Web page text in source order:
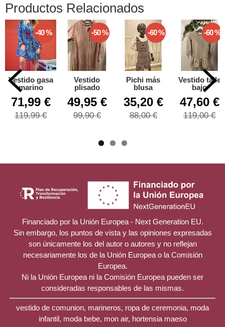
Productos Relacionados
-40 %
Vestido gasa
marino
71,99 €
119,99 €
-50 %
Vestido
plisado
49,95 €
99,90 €
-60 %
Pichi más
blusa
35,20 €
88,00 €
-60 %
Vestido talle
bajo
47,60 €
119,00 €
Financiado por la Unión Europea - Next Generation EU.
Sin embargo, los puntos de vista y las opiniones expresadas
son únicamente los del autor o autores y no reflejan
necesariamente los de la Unión Europea o la Comisión
Europea.
Ni la Unión Europea ni la Comisión Europea pueden ser
consideradas responsables de las mismas.
vestido de comunion, marineros, ropa de ceremonia, moda
infantil, moda bebe, mon air, hortensia maeso